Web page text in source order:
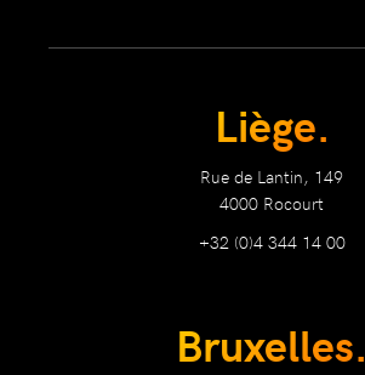
Liège.
Rue de Lantin, 149
4000 Rocourt
+32 (0)4 344 14 00
Bruxelles.